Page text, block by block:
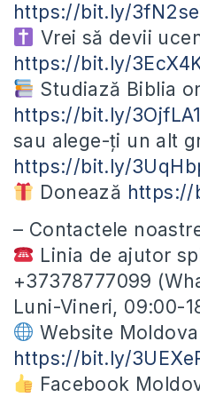
https://bit.ly/
Vrei să devii
https://bit.ly/
Studiază Biblia
https://bit.ly/3OjfLA1
sau alege-ți un alt
https://bit.ly/
Donează https://
– Contactele
Linia de ajutor
+37378777099
Luni-Vineri, 09:00-
Website
https://bit.ly/
Facebook